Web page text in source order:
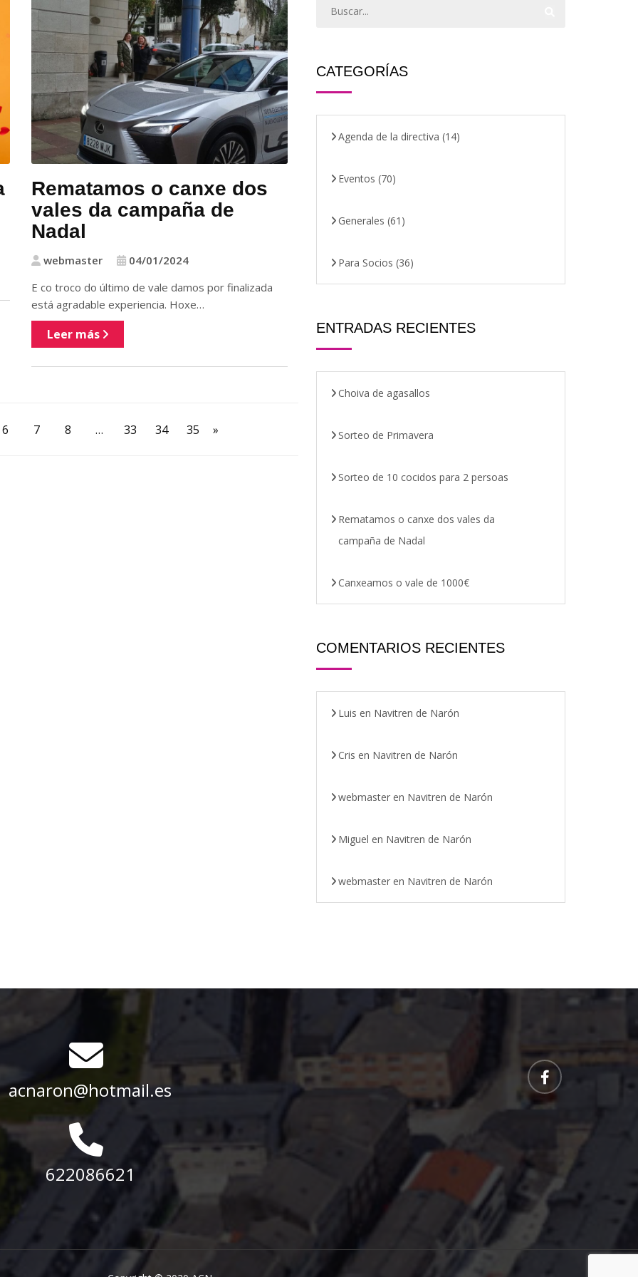
Rematamos o canxe dos
vales da campaña de
Nadal
webmaster
04/01/2024
E co troco do último de vale damos por finalizada
está agradable experiencia. Hoxe…
Leer más
6 7 8 … 33 34 35 »
CATEGORÍAS
Agenda de la directiva (14)
Eventos (70)
Generales (61)
Para Socios (36)
ENTRADAS RECIENTES
Choiva de agasallos
Sorteo de Primavera
Sorteo de 10 cocidos para 2 persoas
Rematamos o canxe dos vales da
campaña de Nadal
Canxeamos o vale de 1000€
COMENTARIOS RECIENTES
Luis en Navitren de Narón
Cris en Navitren de Narón
webmaster en Navitren de Narón
Miguel en Navitren de Narón
webmaster en Navitren de Narón
acnaron@hotmail.es
622086621